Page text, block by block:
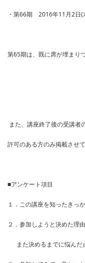
・第66期 2016年11月2
第65期は、既に席が埋まり
また、講座終了後の受講者
許可のある方のみ掲載させ
■アンケート項目
１．この講座を知ったきっ
２．参加しようと決めた理
また決めるまでに悩んだ